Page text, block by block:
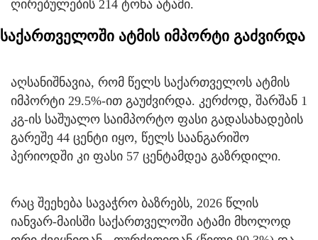
ღირებულების 214 ტონა ატამი.
საქართველოში ატმის იმპორტი გაძვირდა
აღსანიშნავია, რომ წელს საქართველოს ატმის
იმპორტი 29.5%-ით გაუძვირდა. კერძოდ, შარშან 1
კგ-ის საშუალო საიმპორტო ფასი გადასახადების
გარეშე 44 ცენტი იყო, წელს საანგარიშო
პერიოდში კი ფასი 57 ცენტამდეა გაზრდილი.
რაც შეეხება სავაჭრო ბაზრებს, 2026 წლის
იანვარ-მაისში საქართველოში ატამი მხოლოდ